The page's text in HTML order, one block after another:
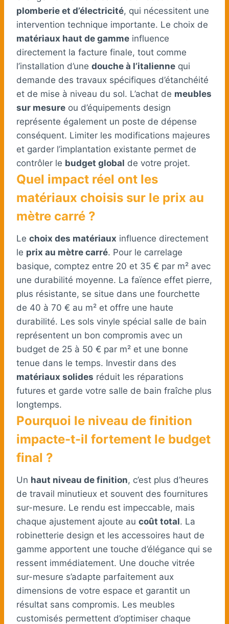
plomberie et d’électricité, qui nécessitent une
intervention technique importante. Le choix de
matériaux haut de gamme influence
directement la facture finale, tout comme
l’installation d’une douche à l’italienne qui
demande des travaux spécifiques d’étanchéité
et de mise à niveau du sol. L’achat de meubles
sur mesure ou d’équipements design
représente également un poste de dépense
conséquent. Limiter les modifications majeures
et garder l’implantation existante permet de
contrôler le budget global de votre projet.
Quel impact réel ont les
matériaux choisis sur le prix au
mètre carré ?
Le choix des matériaux influence directement
le prix au mètre carré. Pour le carrelage
basique, comptez entre 20 et 35 € par m² avec
une durabilité moyenne. La faïence effet pierre,
plus résistante, se situe dans une fourchette
de 40 à 70 € au m² et offre une haute
durabilité. Les sols vinyle spécial salle de bain
représentent un bon compromis avec un
budget de 25 à 50 € par m² et une bonne
tenue dans le temps. Investir dans des
matériaux solides réduit les réparations
futures et garde votre salle de bain fraîche plus
longtemps.
Pourquoi le niveau de finition
impacte-t-il fortement le budget
final ?
Un haut niveau de finition, c’est plus d’heures
de travail minutieux et souvent des fournitures
sur-mesure. Le rendu est impeccable, mais
chaque ajustement ajoute au coût total. La
robinetterie design et les accessoires haut de
gamme apportent une touche d’élégance qui se
ressent immédiatement. Une douche vitrée
sur-mesure s’adapte parfaitement aux
dimensions de votre espace et garantit un
résultat sans compromis. Les meubles
customisés permettent d’optimiser chaque